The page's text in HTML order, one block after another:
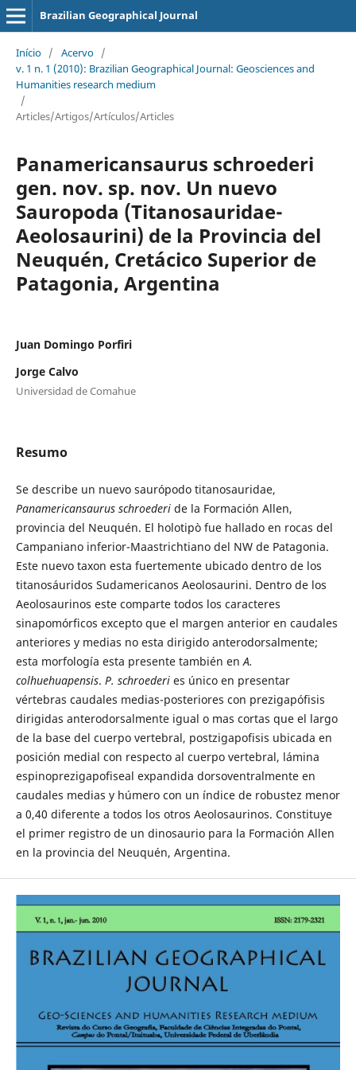
Brazilian Geographical Journal
Início / Acervo /
v. 1 n. 1 (2010): Brazilian Geographical Journal: Geosciences and
Humanities research medium
/
Articles/Artigos/Artículos/Articles
Panamericansaurus schroederi
gen. nov. sp. nov. Un nuevo
Sauropoda (Titanosauridae-
Aeolosaurini) de la Provincia del
Neuquén, Cretácico Superior de
Patagonia, Argentina
Juan Domingo Porfiri
Jorge Calvo
Universidad de Comahue
Resumo
Se describe un nuevo saurópodo titanosauridae,
Panamericansaurus schroederi de la Formación Allen,
provincia del Neuquén. El holotipò fue hallado en rocas del
Campaniano inferior-Maastrichtiano del NW de Patagonia.
Este nuevo taxon esta fuertemente ubicado dentro de los
titanosáuridos Sudamericanos Aeolosaurini. Dentro de los
Aeolosaurinos este comparte todos los caracteres
sinapomórficos excepto que el margen anterior en caudales
anteriores y medias no esta dirigido anterodorsalmente;
esta morfología esta presente también enA.
colhuehuapensis. P. schroederies único en presentar
vértebras caudales medias-posteriores con prezigapófisis
dirigidas anterodorsalmente igual o mas cortas que el largo
de la base del cuerpo vertebral, postzigapofisis ubicada en
posición medial con respecto al cuerpo vertebral, lámina
espinoprezigapofiseal expandida dorsoventralmente en
caudales medias y húmero con un índice de robustez menor
a 0,40 diferente a todos los otros Aeolosaurinos. Constituye
el primer registro de un dinosaurio para la Formación Allen
en la provincia del Neuquén, Argentina.